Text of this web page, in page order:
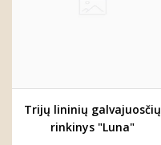
Trijų lininių galvajuosčių
rinkinys "Luna"